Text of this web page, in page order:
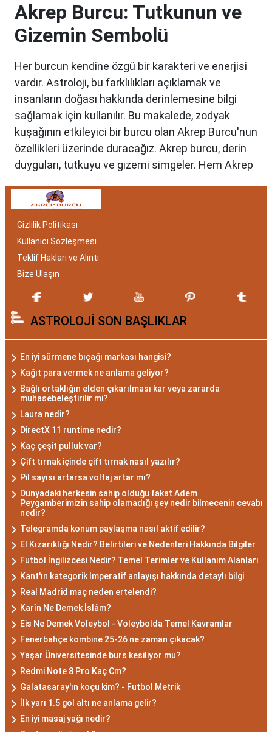
Akrep Burcu: Tutkunun ve
Gizemin Sembolü
Her burcun kendine özgü bir karakteri ve enerjisi
vardır. Astroloji, bu farklılıkları açıklamak ve
insanların doğası hakkında derinlemesine bilgi
sağlamak için kullanılır. Bu makalede, zodyak
kuşağının etkileyici bir burcu olan Akrep Burcu'nun
özellikleri üzerinde duracağız. Akrep burcu, derin
duyguları, tutkuyu ve gizemi simgeler. Hem Akrep
bakımından benzersizdir. Ayrıca, hangi aylar
belirlemede etkilidir.
Akrep Burcu Özellikleri:
Gizemli ve Kararlı
Akrep burcu, astrolojide 23 Ekim ile 21 Kasım
tarihleri arasında doğanları ifade eder. Bu
dönemde doğan bireyler genellikle gizemli ve derin
düşünce yapısına sahiptir. Akrep burcunun temel
özellikleri arasında kararlılık, cesaret ve tutku
bulunur. Akrepler, hedeflerine ulaşmak için
kararlılıkla çalışan bireylerdir. Aynı zamanda,
zekalarını ve keskin gözlem yeteneklerini
kullanarak çözüm odaklıdırlar.
Akrep Burcu Erkeği
Özellikleri: Güçlü ve
Karizmatik
Akrep burcu erkeği, genellikle güçlü bir karaktere
ve derin bir içsel güce sahiptir. Karizmatik ve
etkileyici kişilikleriyle dikkat çekerler. Akrep burcu
erkekleri, duygusal derinlikleri ve tutkulu
yaklaşımlarıyla ilişkilerde derin bağlar kurabilirler.
Ancak, bazen kıskançlık eğilimleri de
Akrep Burcu Kadını
Özellikleri: Çekici ve Zeki
Akrep burcu kadını, çekici ve gizemli bir aura ile
çevrili olan kadınlardır. Zekalarını kullanarak
Gizlilik Politikası
Kullanıcı Sözleşmesi
Teklif Hakları ve Alıntı
Bize Ulaşın
ASTROLOJİ SON BAŞLIKLAR
En iyi sürmene bıçağı markası hangisi?
Kağıt para vermek ne anlama geliyor?
Bağlı ortaklığın elden çıkarılması kar veya zararda
muhasebeleştirilir mi?
Laura nedir?
DirectX 11 runtime nedir?
Kaç çeşit pulluk var?
Çift tırnak içinde çift tırnak nasıl yazılır?
Pil sayısı artarsa voltaj artar mı?
Dünyadaki herkesin sahip olduğu fakat Adem
Peygamberimizin sahip olamadığı şey nedir bilmecenin cevabı
nedir?
Telegramda konum paylaşma nasıl aktif edilir?
El Kızarıklığı Nedir? Belirtileri ve Nedenleri Hakkında Bilgiler
Futbol İngilizcesi Nedir? Temel Terimler ve Kullanım Alanları
Kant'ın kategorik Imperatif anlayışı hakkında detaylı bilgi
Real Madrid maç neden ertelendi?
Karîn Ne Demek İslâm?
Eis Ne Demek Voleybol - Voleybolda Temel Kavramlar
Fenerbahçe kombine 25-26 ne zaman çıkacak?
Yaşar Üniversitesinde burs kesiliyor mu?
Redmi Note 8 Pro Kaç Cm?
Galatasaray'ın koçu kim? - Futbol Metrik
İlk yarı 1.5 gol altı ne anlama gelir?
En iyi masaj yağı nedir?